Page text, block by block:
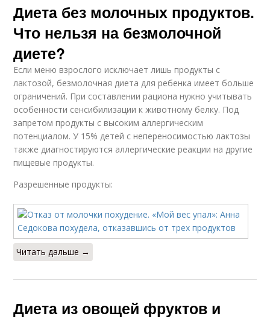
Диета без молочных продуктов.
Что нельзя на безмолочной
диете?
Если меню взрослого исключает лишь продукты с
лактозой, безмолочная диета для ребенка имеет больше
ограничений. При составлении рациона нужно учитывать
особенности сенсибилизации к животному белку. Под
запретом продукты с высоким аллергическим
потенциалом. У 15% детей с непереносимостью лактозы
также диагностируются аллергические реакции на другие
пищевые продукты.
Разрешенные продукты:
Читать дальше →
Диета из овощей фруктов и